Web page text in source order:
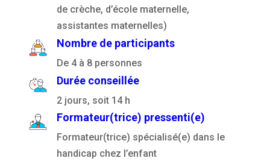
de crèche, d’école maternelle,
assistantes maternelles)
Nombre de participants
De 4 à 8 personnes
Durée conseillée
2 jours, soit 14 h
Formateur(trice) pressenti(e)
Formateur(trice) spécialisé(e) dans le
handicap chez l’enfant